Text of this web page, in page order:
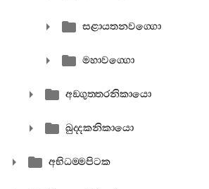
සළායතනවග‍්ගො
මහාවග‍්ගො
අඞ‍්ගුත‍්තරනිකායො
ඛුද‍්දකනිකායො
අභිධම‍්මපිටක